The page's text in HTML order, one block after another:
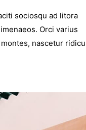
sociosqu ad litora
Orci varius
nascetur